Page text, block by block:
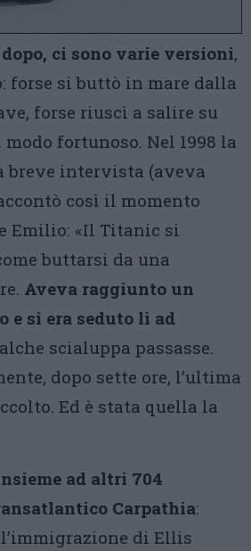
dopo, ci sono varie versioni,
forse si buttò in mare dalla
forse riuscì a salire su
fortunoso. Nel 1998 la
breve intervista (aveva
così il momento
Emilio: «Il Titanic si
buttarsi da una
Aveva raggiunto un
e si era seduto lì ad
scialuppa passasse.
dopo sette ore, l’ultima
Ed è stata quella la
ad altri 704
Carpathia:
di Ellis